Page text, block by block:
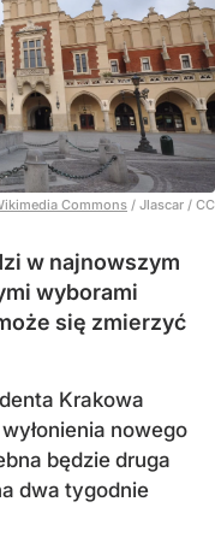
Commons / Jlascar / CC
w najnowszym
wyborami
się zmierzyć
Krakowa
nowego
będzie druga
dwa tygodnie